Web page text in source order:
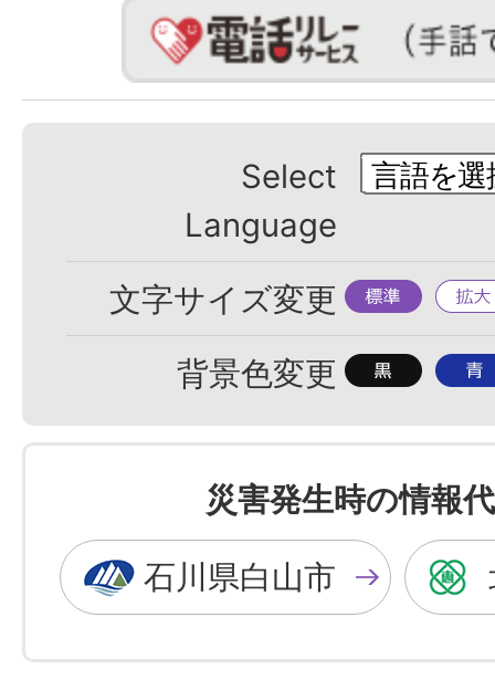
Select
Language
文字サイズ変更 標
準
拡
大
背景色変更 背
色
を
黒
色
に
背
色
を
青
色
に
災害発生時の情報
石川県白山市